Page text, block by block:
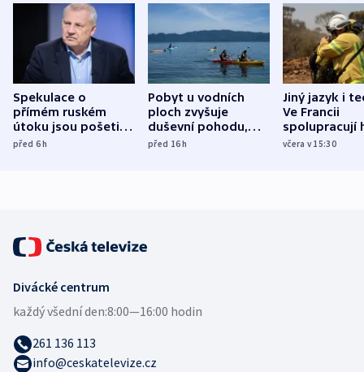
Spekulace o
přímém ruském
útoku jsou pošetilé,
míní estonský
před 6h
Pobyt u vodních
ploch zvyšuje
duševní pohodu,
ukázala
před 16h
Jiný jazyk i
Ve Francii
spolupracují
různých zemí
včera v 15:30
Divácké centrum
každý všední den:8:00—16:00 hodin
261 136 113
info@ceskatelevize.cz